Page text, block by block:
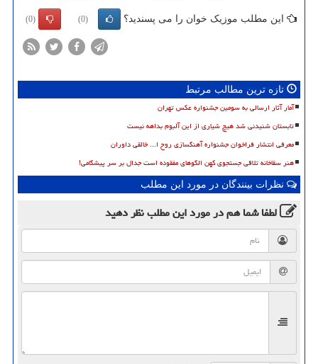
این مطلب موزیک خوان را می پسندید؟ (0)
(0)
تازه ترین مطالب مرتبط
آمار آثار ارسالی به سومین جشنواره عکس تهران
تابستان شنیدنی شد هیچ شیاری از این آلبوم بداهه نیست
معرفی انتشار فراخوان جشنواره آهنگسازی روح ا... خالقی داوران
هنر سقاخانه تلاقی جستجوی کهن الگوهای مفقوده است جدال بر سر پیشگامی!
نظرات بینندگان در مورد این مطلب
لطفا شما همدر مورد این مطلبنظر دهید